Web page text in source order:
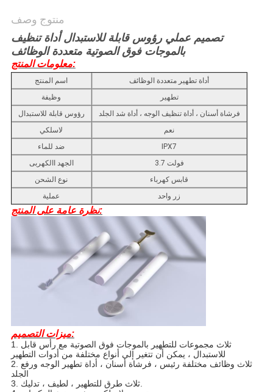
منتوج وصف
تصميم عملي رؤوس قابلة للاستبدال أداة تنظيف
بالموجات فوق الصوتية متعددة الوظائف
معلومات المنتج:
اسم المنتج
أداة تطهير متعددة الوظائف
وظيفة
تطهير
رؤوس قابلة للاستبدال
فرشاة أسنان ، أداة تنظيف الوجه ، أداة شد الجلد
لاسلكي
نعم
ضد للماء
IPX7
الجهد االكهربى
3.7 فولت
نوع الشحن
قابس كهرباء
عملية
زر واحد
نظرة عامة على المنتج:
ميزات التصميم:
1. ثلاث مجموعات للتطهير بالموجات فوق الصوتية مع رأس قابل
للاستبدال ، يمكن أن تتغير إلى أنواع مختلفة من أدوات التطهير
2. ثلاث وظائف مختلفة رئيس ، فرشاة أسنان ، أداة تطهير الوجه ورفع
الجلد
3. ثلاث طرق للتطهير ، لطيف ، تدليك.